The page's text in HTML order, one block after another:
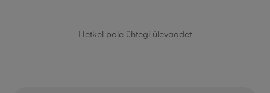
Hetkel pole ühtegi ülevaadet